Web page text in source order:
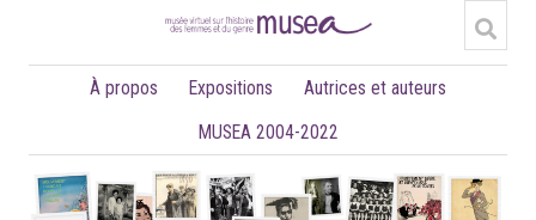
À propos Expositions
Autrices et auteurs
MUSEA 2004-2022